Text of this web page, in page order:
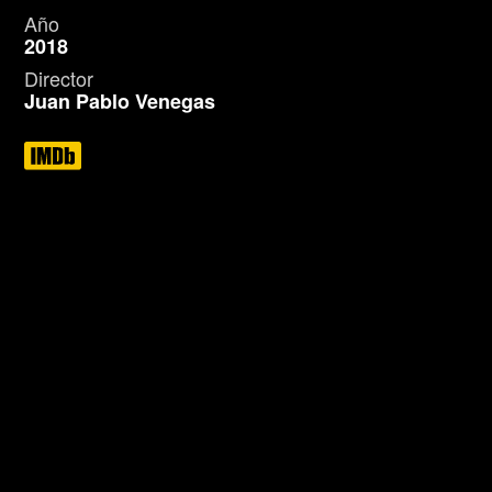
Año
2018
Director
Juan Pablo Venegas